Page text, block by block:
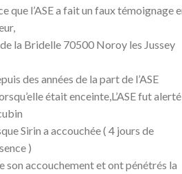
l’ASE a fait un faux témoignage
la Bridelle 70500 Noroy les Jussey
des années de la part de l’ASE
était enceinte,L’ASE fut alerté
Sirin a accouchée ( 4 jours de
)
son accouchement et ont pénétrés la